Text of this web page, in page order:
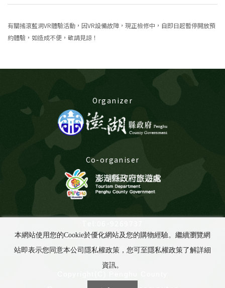
有關搖滾藍洞VR體驗活動，因VR設備故障，現正檢修中，自即日起暫停開放預
約體驗，如造成不便，敬請見諒！
Organizer
Co-organiser
Consultation time:8:00-17:00
LINE@:@675yabuu
本網站使用您的Cookie於優化網站及您的購物經驗。繼續瀏覽網
站即表示您同意本公司隱私權政策，您可至隱私權政策了解詳細
資訊。